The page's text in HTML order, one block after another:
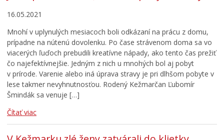
16.05.2021
Mnohí v uplynulých mesiacoch boli odkázaní na prácu z domu,
prípadne na nútenú dovolenku. Po čase strávenom doma sa vo
viacerých ľuďoch prebudili kreatívne nápady, ako tento čas prežiť
čo najefektívnejšie. Jedným z nich u mnohých bol aj pobyt
v prírode. Varenie alebo iná úprava stravy je pri dlhšom pobyte v
lese takmer nevyhnutnosťou. Rodený Kežmarčan Ľubomír
Šmindák sa venuje […]
Čítať viac